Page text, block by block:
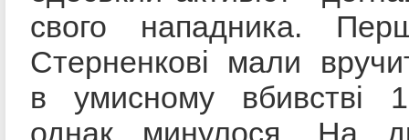
свого нападника.
Стерненкові мали
в умисному вбивстві
однак минулося. На